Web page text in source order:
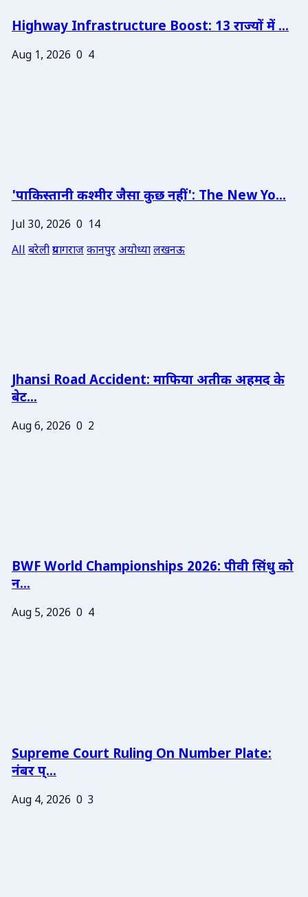
Highway Infrastructure Boost: 13 राज्यों में ...
Aug 1, 2026 0 4
'पाकिस्तानी कश्मीर जैसा कुछ नहीं': The New Yo...
Jul 30, 2026 0 14
Allबरेलीप्रयागराजकानपुरअयोध्यालखनऊ
Jhansi Road Accident: माफिया अतीक अहमद के
बेट...
Aug 6, 2026 0 2
BWF World Championships 2026: पीवी सिंधु को
न...
Aug 5, 2026 0 4
Supreme Court Ruling On Number Plate:
नंबर प्...
Aug 4, 2026 0 3